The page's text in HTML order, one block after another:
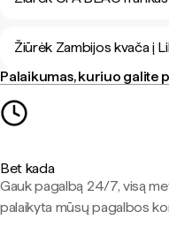
Žiūrėk Zambijos kvača į
Palaikumas, kuriuo galite
Bet kada
Gauk pagalbą 24/7, visą
palaikyta mūsų pagalbos